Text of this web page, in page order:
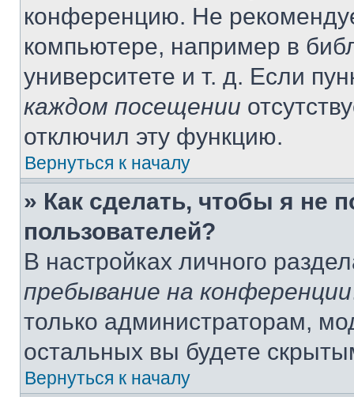
конференцию. Не
компьютере, например в
университете и т. д. Если
каждом посещении
отключил эту функцию.
Вернуться к началу
» Как сделать, чтобы я не
пользователей?
В настройках личного
пребывание на конференции
только администраторам,
остальных вы будете
Вернуться к началу